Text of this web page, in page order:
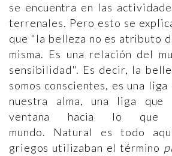
se encuentra en las
terrenales. Pero esto se
que "la belleza no es atributo
misma. Es una relación del
sensibilidad". Es decir, la
somos conscientes, es una
nuestra alma, una liga que
ventana hacia lo que
mundo. Natural es todo
griegos utilizaban el término